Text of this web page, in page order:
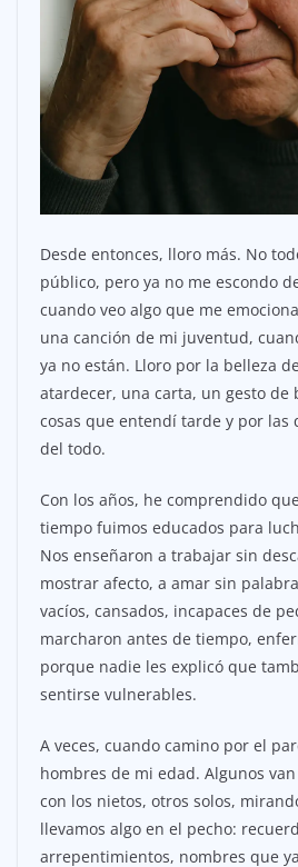
Desde entonces, lloro más. No
público, pero ya no me escondo
cuando veo algo que me
una canción de mi juventud,
ya no están. Lloro por la belleza
atardecer, una carta, un gesto de
cosas que entendí tarde y por las
del todo.
Con los años, he comprendido
tiempo fuimos educados para
Nos enseñaron a trabajar sin
mostrar afecto, a amar sin
vacíos, cansados, incapaces de
marcharon antes de tiempo,
porque nadie les explicó que
sentirse vulnerables.
A veces, cuando camino por el
hombres de mi edad. Algunos
con los nietos, otros solos,
llevamos algo en el pecho:
arrepentimientos, nombres que